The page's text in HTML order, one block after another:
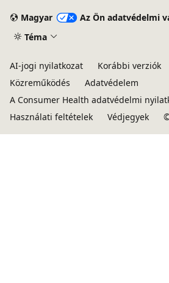
Magyar
Az Ön adatvédelmi
Téma
AI-jogi nyilatkozat Korábbi verziók
Közreműködés
Adatvédelem
A Consumer Health adatvédelmi
Használati feltételek
Védjegyek